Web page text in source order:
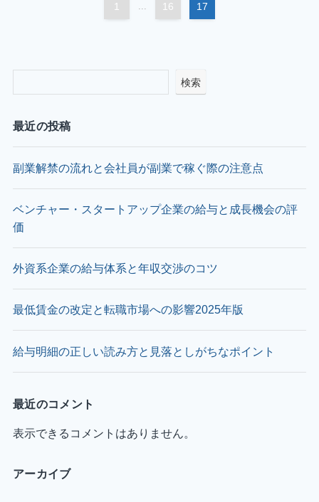
1 ... 16 17
検索
最近の投稿
副業解禁の流れと会社員が副業で稼ぐ際の注意点
ベンチャー・スタートアップ企業の給与と成長機会の評
価
外資系企業の給与体系と年収交渉のコツ
最低賃金の改定と転職市場への影響2025年版
給与明細の正しい読み方と見落としがちなポイント
最近のコメント
表示できるコメントはありません。
アーカイブ